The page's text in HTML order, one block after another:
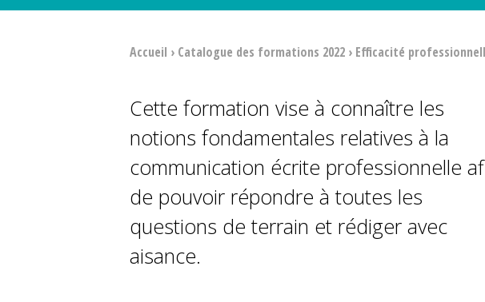
Accueil › Catalogue des formations 2022 › Efficacité
Cette formation vise à connaître les
notions fondamentales relatives à la
communication écrite professionnelle
de pouvoir répondre à toutes les
questions de terrain et rédiger avec
aisance.